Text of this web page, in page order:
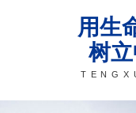
用生
树